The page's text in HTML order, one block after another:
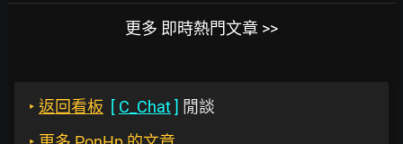
更多 即時熱門文章 >>
‣ 返回看板 [ C_Chat] 閒談